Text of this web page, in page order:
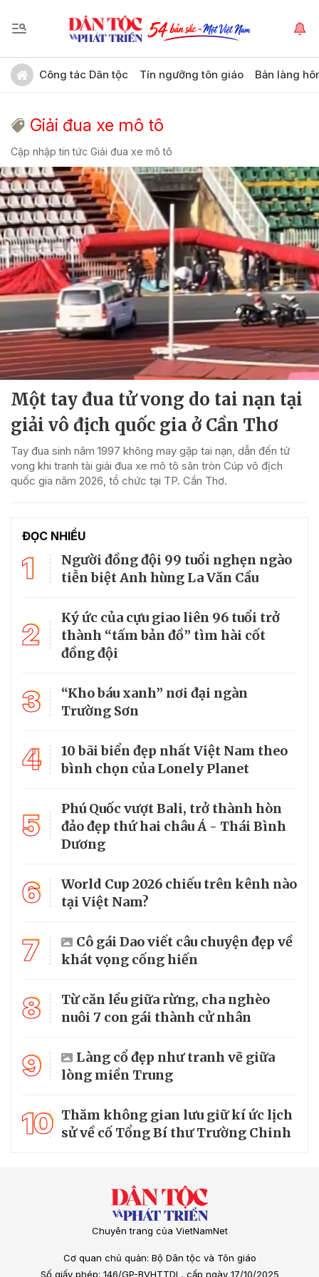
Công tác Dân tộc Tín ngưỡng tôn giáo Bản làng
Giải đua xe mô tô
Cập nhập tin tức Giải đua xe mô tô
Một tay đua tử vong do tai nạn tại
giải vô địch quốc gia ở Cần Thơ
Tay đua sinh năm 1997 không may gặp tai nạn, dẫn đến tử
vong khi tranh tài giải đua xe mô tô sân tròn Cúp vô địch
quốc gia năm 2026, tổ chức tại TP. Cần Thơ.
ĐỌC NHIỀU
1
Người đồng đội 99 tuổi nghẹn ngào
tiễn biệt Anh hùng La Văn Cầu
2
Ký ức của cựu giao liên 96 tuổi trở
thành “tấm bản đồ” tìm hài cốt
đồng đội
3
“Kho báu xanh” nơi đại ngàn
Trường Sơn
4
10 bãi biển đẹp nhất Việt Nam theo
bình chọn của Lonely Planet
5
Phú Quốc vượt Bali, trở thành hòn
đảo đẹp thứ hai châu Á - Thái Bình
Dương
6
World Cup 2026 chiếu trên kênh nào
tại Việt Nam?
7
Cô gái Dao viết câu chuyện đẹp về
khát vọng cống hiến
8
Từ căn lều giữa rừng, cha nghèo
nuôi 7 con gái thành cử nhân
9
Làng cổ đẹp như tranh vẽ giữa
lòng miền Trung
10 Thăm không gian lưu giữ kí ức lịch
sử về cố Tổng Bí thư Trường Chinh
Chuyên trang của VietNamNet
Cơ quan chủ quản: Bộ Dân tộc và Tôn giáo
Số giấy phép: 146/GP-BVHTTDL, cấp ngày 17/10/2025